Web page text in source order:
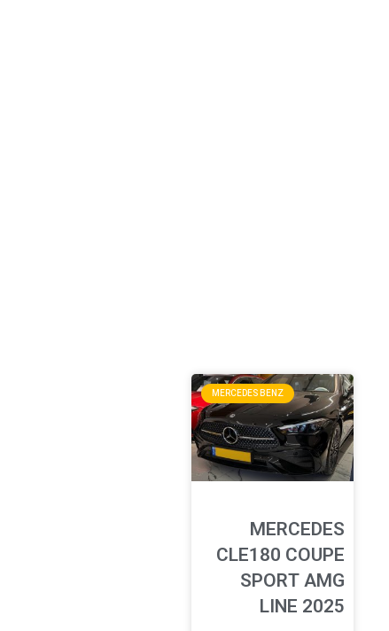
MERCEDES BENZ
MERCEDES
CLE180 COUPE
SPORT AMG
LINE 2025